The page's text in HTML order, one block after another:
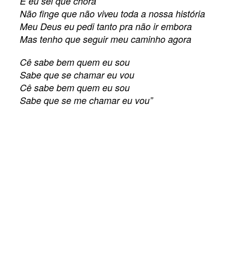
Não finge que não viveu toda a nossa história
Meu Deus eu pedi tanto pra não ir embora
Mas tenho que seguir meu caminho agora
Cê sabe bem quem eu sou
Sabe que se chamar eu vou
Cê sabe bem quem eu sou
Sabe que se me chamar eu vou”